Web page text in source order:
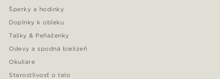
Šperky a hodinky
Doplnky k obleku
Tašky & Peňaženky
Odevy a spodná bielizeň
Okuliare
Starostlivosť o telo